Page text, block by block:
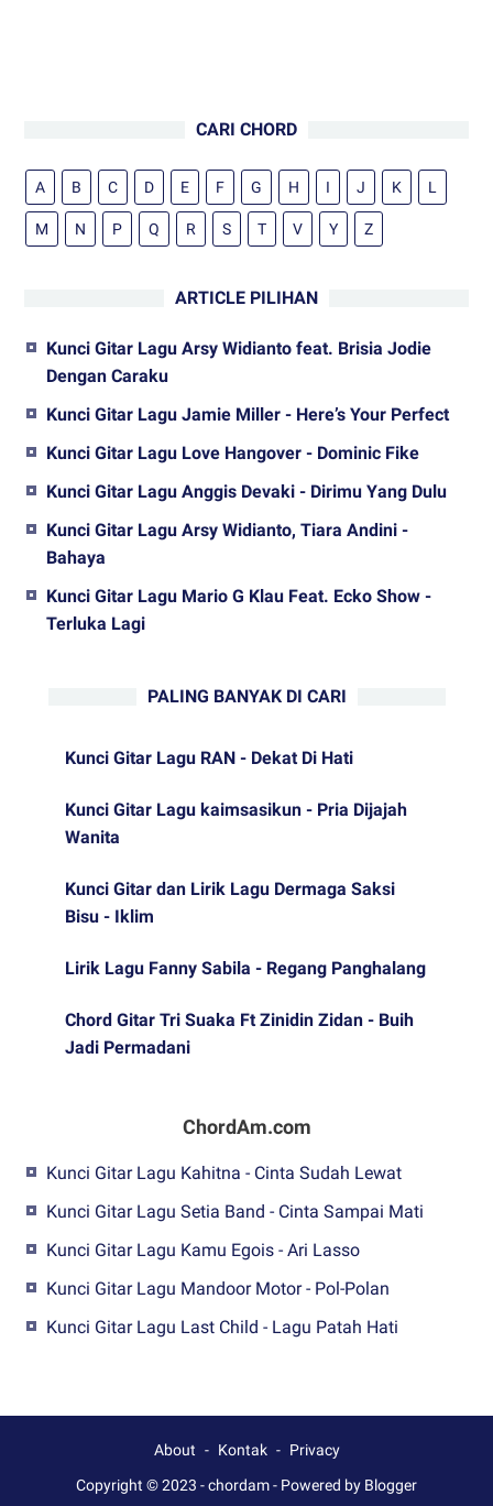
CARI CHORD
A B C D E F G H I J K L
M N P Q R S T V Y Z
ARTICLE PILIHAN
Kunci Gitar Lagu Arsy Widianto feat. Brisia Jodie
Dengan Caraku
Kunci Gitar Lagu Jamie Miller - Here’s Your Perfect
Kunci Gitar Lagu Love Hangover - Dominic Fike
Kunci Gitar Lagu Anggis Devaki - Dirimu Yang Dulu
Kunci Gitar Lagu Arsy Widianto, Tiara Andini -
Bahaya
Kunci Gitar Lagu Mario G Klau Feat. Ecko Show -
Terluka Lagi
PALING BANYAK DI CARI
Kunci Gitar Lagu RAN - Dekat Di Hati
Kunci Gitar Lagu kaimsasikun - Pria Dijajah
Wanita
Kunci Gitar dan Lirik Lagu Dermaga Saksi
Bisu - Iklim
Lirik Lagu Fanny Sabila - Regang Panghalang
Chord Gitar Tri Suaka Ft Zinidin Zidan - Buih
Jadi Permadani
ChordAm.com
Kunci Gitar Lagu Kahitna - Cinta Sudah Lewat
Kunci Gitar Lagu Setia Band - Cinta Sampai Mati
Kunci Gitar Lagu Kamu Egois - Ari Lasso
Kunci Gitar Lagu Mandoor Motor - Pol-Polan
Kunci Gitar Lagu Last Child - Lagu Patah Hati
About Kontak
Privacy
Copyright © 2023 -chordam- Powered by Blogger